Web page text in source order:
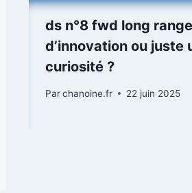
ds n°8 fwd long
d’innovation ou juste
curiosité ?
Parchanoine.fr 22 juin 2025